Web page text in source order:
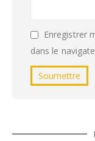
Enregistrer
dans le